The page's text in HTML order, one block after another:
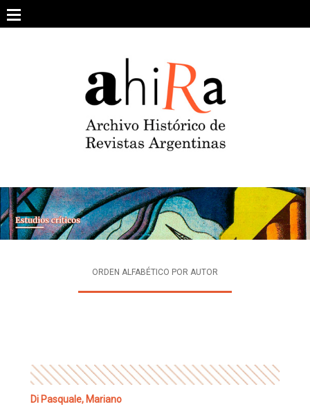
content
ARCHIVO DE REVISTAS
ESTUDIOS CRÍTICOS
INTEGRANTES
ORDEN ALFABÉTICO POR AUTOR
Di Pasquale, Mariano